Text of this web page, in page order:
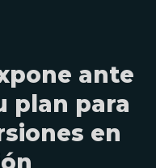
ante
plan para
en